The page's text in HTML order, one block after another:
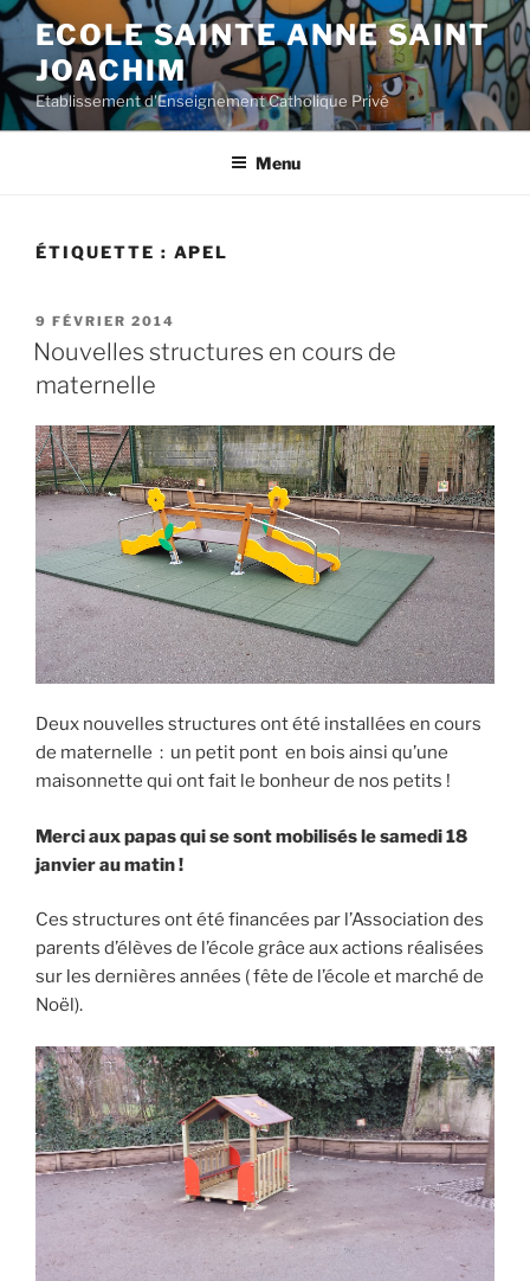
Aller
au
contenu
principal
ECOLE SAINTE ANNE SAINT
JOACHIM
Etablissement d'Enseignement Catholique Privé
Menu
ÉTIQUETTE : APEL
PUBLIÉ
LE
9 FÉVRIER 2014
Nouvelles structures en cours de
maternelle
Deux nouvelles structures ont été installées en cours
de maternelle : un petit pont en bois ainsi qu’une
maisonnette qui ont fait le bonheur de nos petits !
Merci aux papas qui se sont mobilisés le samedi 18
janvier au matin !
Ces structures ont été financées par l’Association des
parents d’élèves de l’école grâce aux actions réalisées
sur les dernières années ( fête de l’école et marché de
Noël).